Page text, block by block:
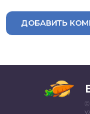
ДОБАВИТЬ
©